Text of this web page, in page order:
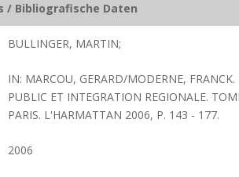
/ Bibliografische Daten
BULLINGER, MARTIN;
IN: MARCOU, GERARD/MODERNE,
PUBLIC ET INTEGRATION REGIONALE.
PARIS. L'HARMATTAN 2006, P. 143 - 177.
2006